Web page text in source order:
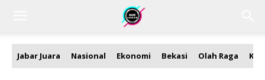
Jabar Juara Nasional Ekonomi Bekasi Olah Raga